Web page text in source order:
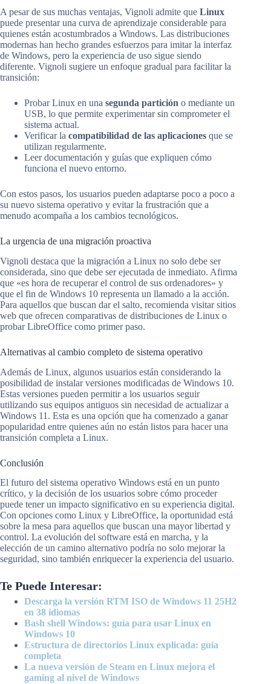
A pesar de sus muchas ventajas, Vignoli admite que Linux
puede presentar una curva de aprendizaje considerable para
quienes están acostumbrados a Windows. Las distribuciones
modernas han hecho grandes esfuerzos para imitar la interfaz
de Windows, pero la experiencia de uso sigue siendo
diferente. Vignoli sugiere un enfoque gradual para facilitar la
transición:
Probar Linux en una segunda partición o mediante un
USB, lo que permite experimentar sin comprometer el
sistema actual.
Verificar la compatibilidad de las aplicaciones que se
utilizan regularmente.
Leer documentación y guías que expliquen cómo
funciona el nuevo entorno.
Con estos pasos, los usuarios pueden adaptarse poco a poco a
su nuevo sistema operativo y evitar la frustración que a
menudo acompaña a los cambios tecnológicos.
La urgencia de una migración proactiva
Vignoli destaca que la migración a Linux no solo debe ser
considerada, sino que debe ser ejecutada de inmediato. Afirma
que «es hora de recuperar el control de sus ordenadores» y
que el fin de Windows 10 representa un llamado a la acción.
Para aquellos que buscan dar el salto, recomienda visitar sitios
web que ofrecen comparativas de distribuciones de Linux o
probar LibreOffice como primer paso.
Alternativas al cambio completo de sistema operativo
Además de Linux, algunos usuarios están considerando la
posibilidad de instalar versiones modificadas de Windows 10.
Estas versiones pueden permitir a los usuarios seguir
utilizando sus equipos antiguos sin necesidad de actualizar a
Windows 11. Esta es una opción que ha comenzado a ganar
popularidad entre quienes aún no están listos para hacer una
transición completa a Linux.
Conclusión
El futuro del sistema operativo Windows está en un punto
crítico, y la decisión de los usuarios sobre cómo proceder
puede tener un impacto significativo en su experiencia digital.
Con opciones como Linux y LibreOffice, la oportunidad está
sobre la mesa para aquellos que buscan una mayor libertad y
control. La evolución del software está en marcha, y la
elección de un camino alternativo podría no solo mejorar la
seguridad, sino también enriquecer la experiencia del usuario.
Te Puede Interesar:
Descarga la versión RTM ISO de Windows 11 25H2
en 38 idiomas
Bash shell Windows: guía para usar Linux en
Windows 10
Estructura de directorios Linux explicada: guía
completa
La nueva versión de Steam en Linux mejora el
gaming al nivel de Windows